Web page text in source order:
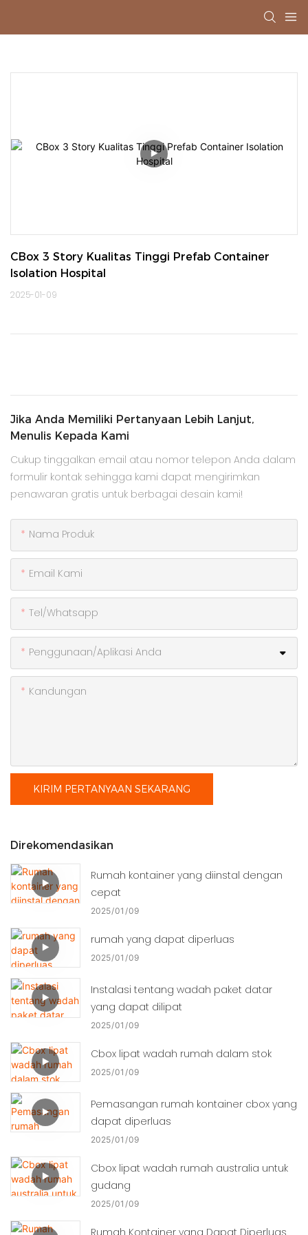
CBox 3 Story Kualitas Tinggi Prefab Container
Isolation Hospital
2025-01-09
Jika Anda Memiliki Pertanyaan Lebih Lanjut,
Menulis Kepada Kami
Cukup tinggalkan email atau nomor telepon Anda dalam
formulir kontak sehingga kami dapat mengirimkan
penawaran gratis untuk berbagai desain kami!
Nama Produk
Email Kami
Tel/whatsapp
Penggunaan/Aplikasi Anda
Kandungan
KIRIM PERTANYAAN SEKARANG
Direkomendasikan
Rumah kontainer yang diinstal dengan
cepat
2025 01 09
rumah yang dapat diperluas
2025 01 09
Instalasi tentang wadah paket datar
yang dapat dilipat
2025 01 09
Cbox lipat wadah rumah dalam stok
2025 01 09
Pemasangan rumah kontainer cbox yang
dapat diperluas
2025 01 09
Cbox lipat wadah rumah australia untuk
gudang
2025 01 09